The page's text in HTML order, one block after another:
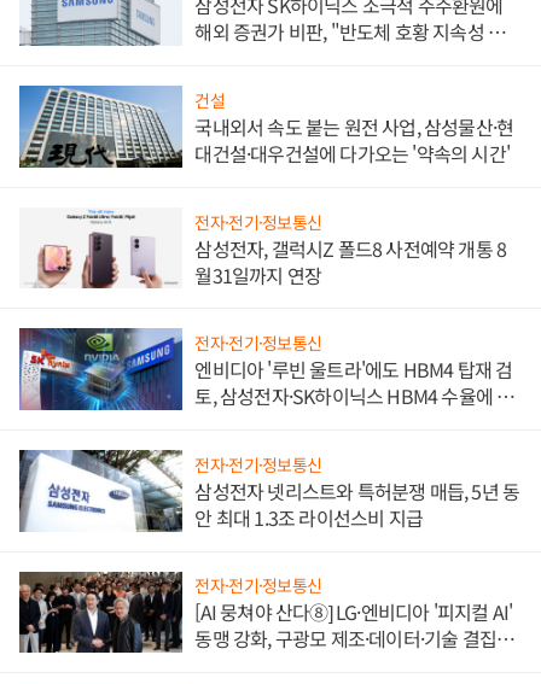
해외 증권가 비판, "반도체 호황 지속성 의
건설
국내외서 속도 붙는 원전 사업, 삼성물산·현
대건설·대우건설에 다가오는 '약속의 시간'
전자·전기·정보통신
삼성전자, 갤럭시Z 폴드8 사전예약 개통 8
월31일까지 연장
전자·전기·정보통신
엔비디아 '루빈 울트라'에도 HBM4 탑재 검
토, 삼성전자·SK하이닉스 HBM4 수율에 주
전자·전기·정보통신
삼성전자 넷리스트와 특허분쟁 매듭, 5년 동
안 최대 1.3조 라이선스비 지급
전자·전기·정보통신
[AI 뭉쳐야 산다⑧] LG·엔비디아 '피지컬 AI'
동맹 강화, 구광모 제조·데이터·기술 결집